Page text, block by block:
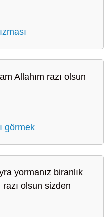
Allahım razı olsun
görmek
yormanız biranlık
razı olsun sizden